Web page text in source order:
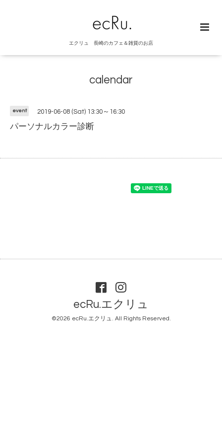
エクリュ 長崎のカフェ＆雑貨のお店
calendar
event 2019-06-08 (Sat) 13:30～16:30
パーソナルカラー診断
ecRu.エクリュ
©2026 ecRu.エクリュ. All Rights Reserved.